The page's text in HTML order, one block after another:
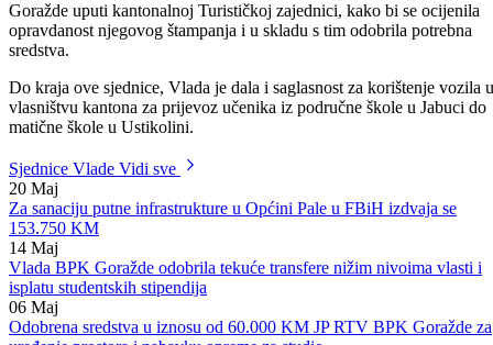
U okviru 4. predložene tačke dnevnog reda donesen je Zaključak
kojim je utvrđeno da se zahtjev izdavačko-grafičke grupe „Planjax“
izradu Privredno-turističkog vodiča Bosansko-podrinjskog kantona
opravdanost njegovog štampanja i u skladu s tim odobrila potrebna
sredstva.
vlasništvu kantona za prijevoz učenika iz područne škole u Jabuci do
matične škole u Ustikolini.
Sjednice Vlade
20 Maj
Za sanaciju putne infrastrukture u Općini Pale u FBiH izdvaja se
153.750 KM
14 Maj
Vlada BPK Goražde odobrila tekuće transfere nižim nivoima vlasti i